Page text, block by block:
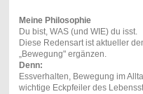
Meine Philosophie
Du bist, WAS (und WIE) du isst.
Diese Redensart ist aktueller
„Bewegung" ergänzen.
Denn:
Essverhalten, Bewegung im
wichtige Eckpfeiler des